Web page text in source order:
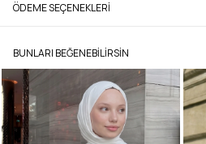
ÖDEME SEÇENEKLERI
BUNLARI BEĞENEBILIRSIN